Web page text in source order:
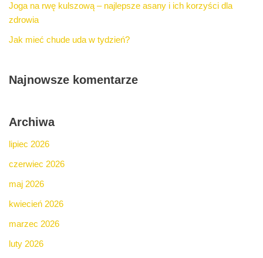
Joga na rwę kulszową – najlepsze asany i ich korzyści dla
zdrowia
Jak mieć chude uda w tydzień?
Najnowsze komentarze
Archiwa
lipiec 2026
czerwiec 2026
maj 2026
kwiecień 2026
marzec 2026
luty 2026